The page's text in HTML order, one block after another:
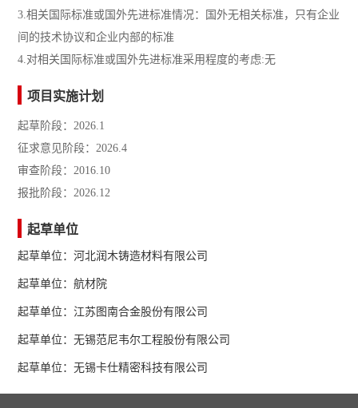
3.相关国际标准或国外先进标准情况：国外无相关标准，只有企业
间的技术协议和企业内部的标准
4.对相关国际标准或国外先进标准采用程度的考虑:无
项目实施计划
起草阶段：2026.1
征求意见阶段：2026.4
审查阶段：2016.10
报批阶段：2026.12
起草单位
起草单位：河北润木铸造材料有限公司
起草单位：航材院
起草单位：江苏图南合金股份有限公司
起草单位：无锡范尼韦尔工程股份有限公司
起草单位：无锡卡仕精密科技有限公司